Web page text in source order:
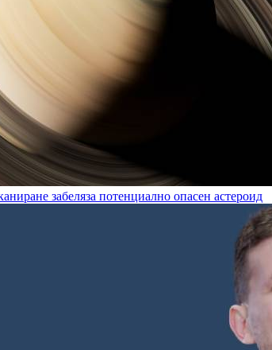
забеляза потенциално опасен астероид